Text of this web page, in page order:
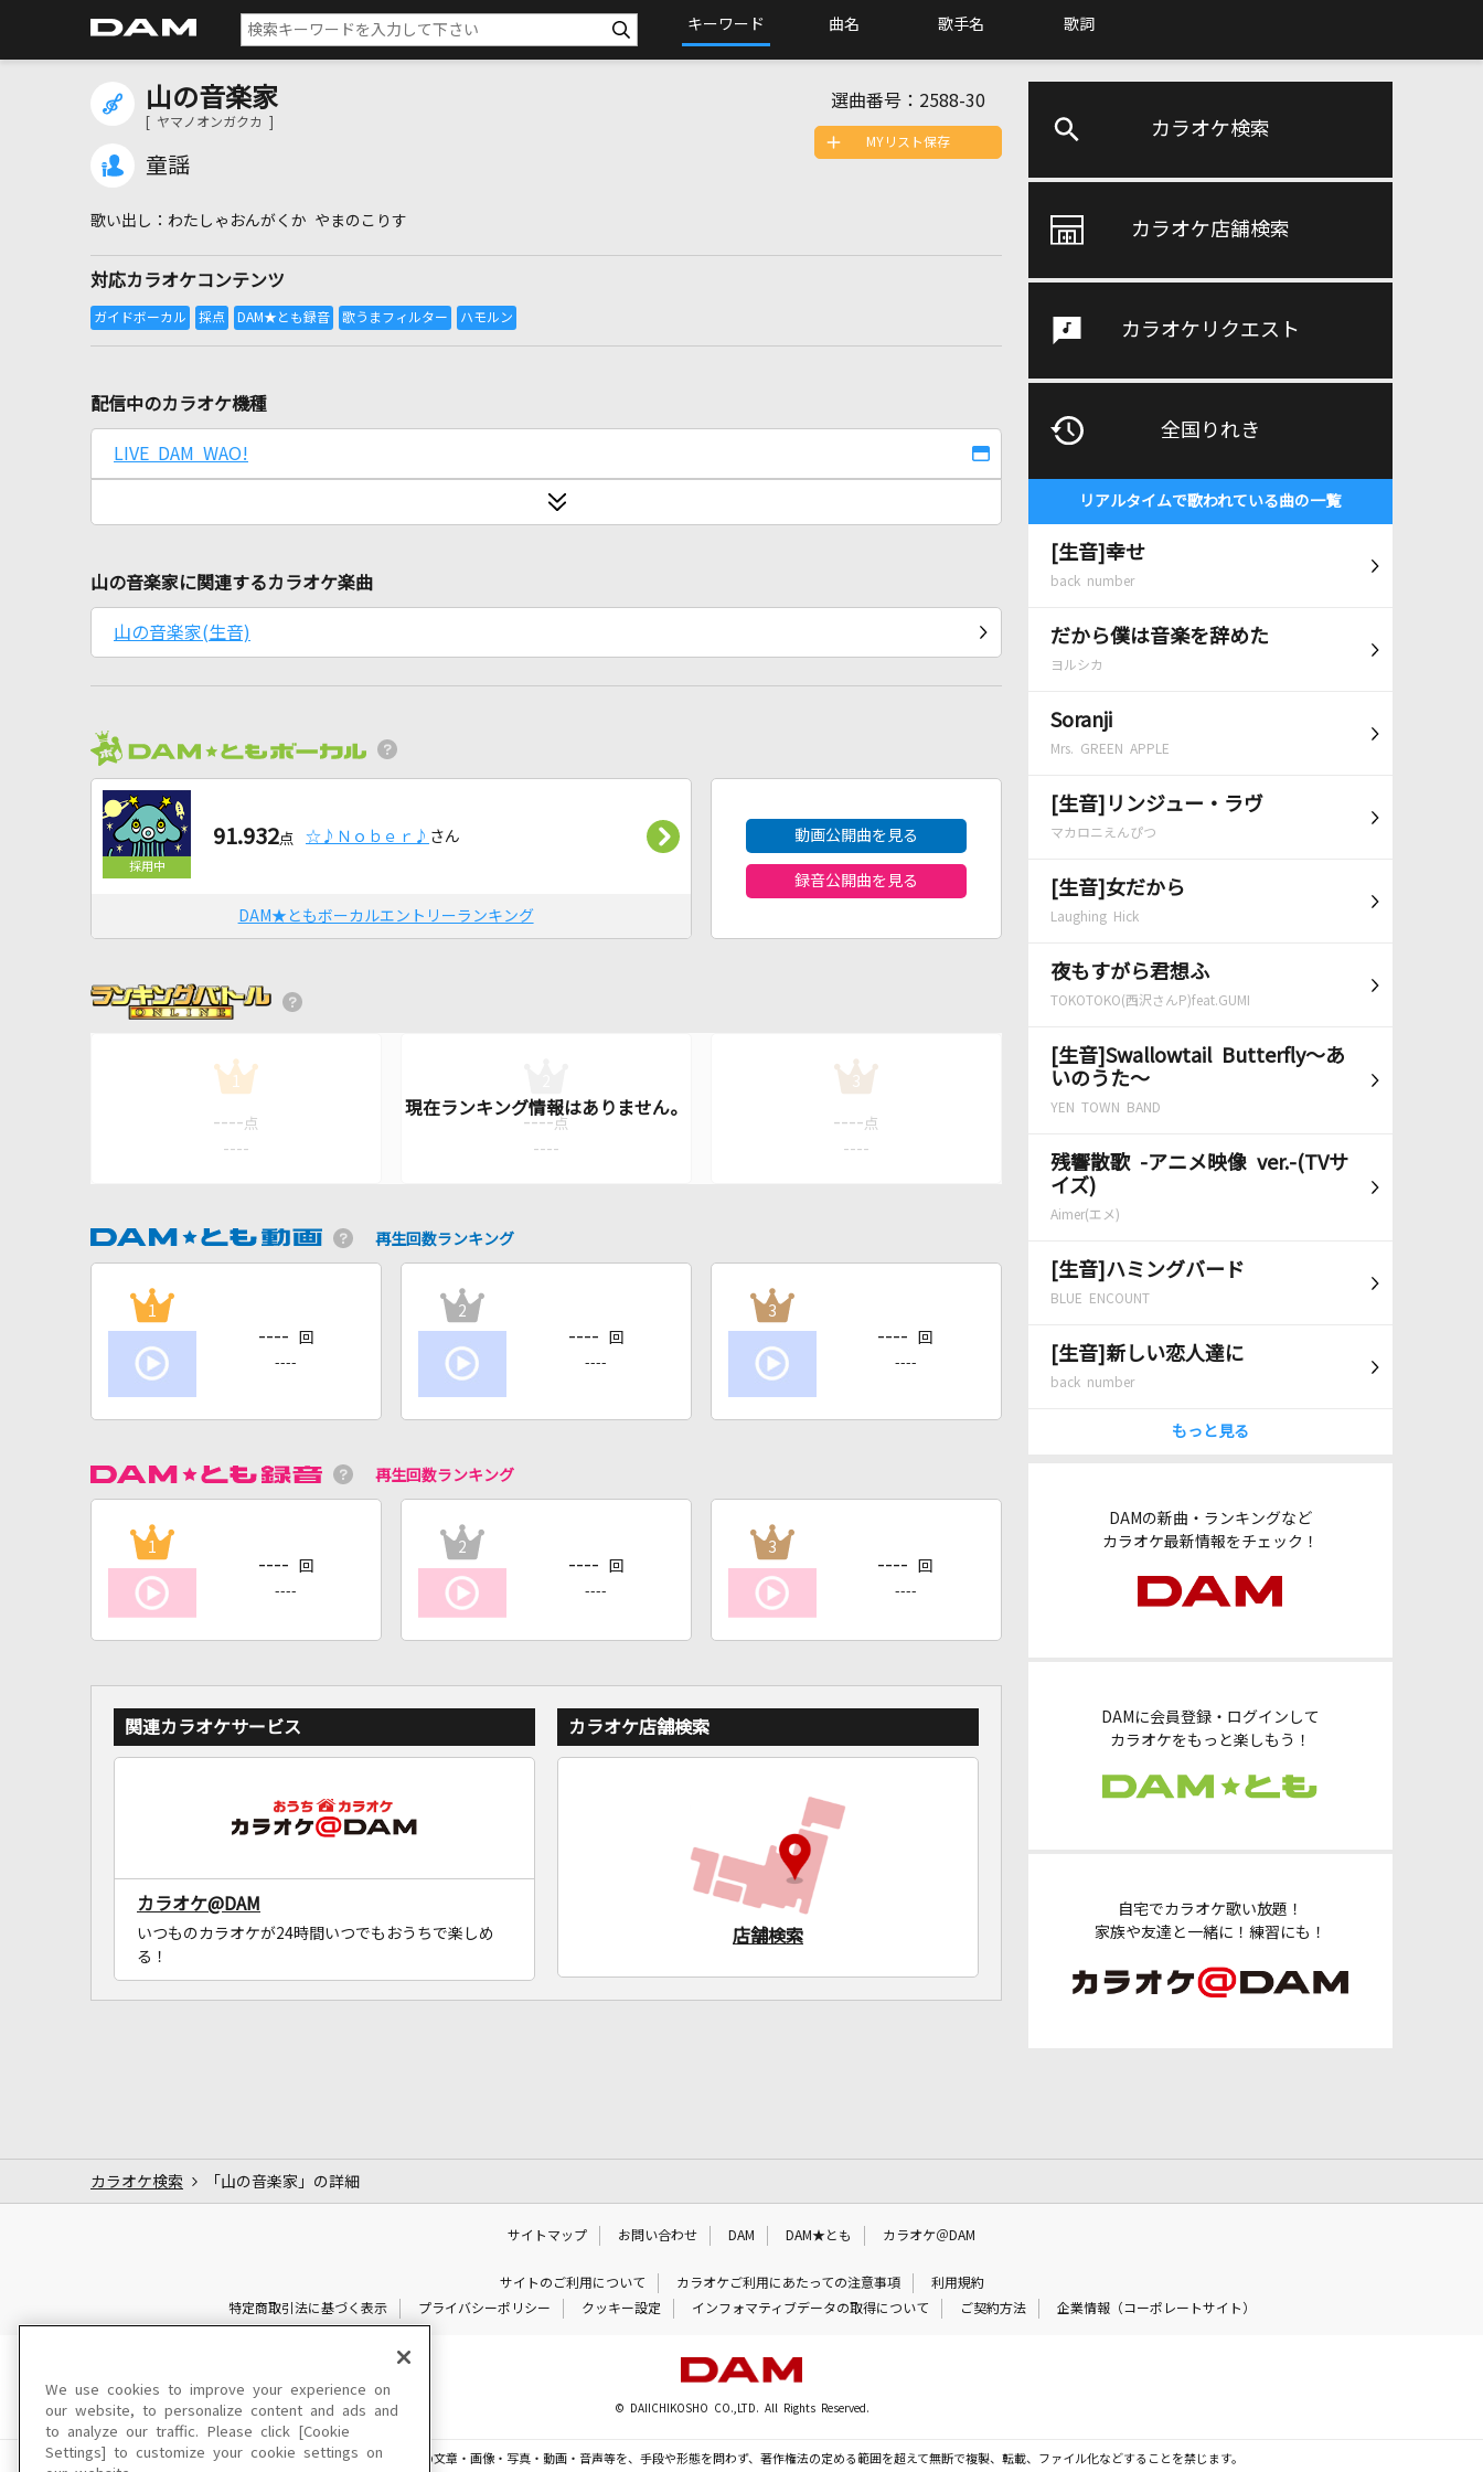
キーワード 曲名 歌手名 歌詞
カラオケ検索
カラオケ店舗検索
カラオケリクエスト
全国りれき
リアルタイムで歌われている曲の一覧
[生音]幸せ
back number
だから僕は音楽を辞めた
ヨルシカ
Soranji
Mrs. GREEN APPLE
[生音]リンジュー・ラヴ
マカロニえんぴつ
[生音]女だから
Laughing Hick
夜もすがら君想ふ
TOKOTOKO(西沢さんP)feat.GUMI
[生音]Swallowtail Butterfly～あ
いのうた～
YEN TOWN BAND
残響散歌 -アニメ映像 ver.-(TVサ
イズ)
Aimer(エメ)
[生音]ハミングバード
BLUE ENCOUNT
[生音]新しい恋人達に
back number
もっと見る
DAMの新曲・ランキングなど
カラオケ最新情報をチェック！
DAMに会員登録・ログインして
カラオケをもっと楽しもう！
自宅でカラオケ歌い放題！
家族や友達と一緒に！練習にも！
山の音楽家
[ ヤマノオンガクカ ]
童謡
選曲番号： 2588-30
わたしゃおんがくか やまのこりす
対応カラオケコンテンツ
MYリスト保存
配信中のカラオケ機種
LIVE DAM WAO!
山の音楽家に関連するカラオケ楽曲
山の音楽家(生音)
91.932点 ☆♪Ｎｏｂｅｒ♪ さん
DAM★ともボーカルエントリーランキング
動画公開曲を見る
録音公開曲を見る
1
---- 点
----
---- 点
----
3
---- 点
----
再生回数ランキング
1
---- 回
----
2
---- 回
----
3
---- 回
----
再生回数ランキング
1
---- 回
----
2
---- 回
----
3
---- 回
----
関連カラオケサービス
カラオケ@DAM
いつものカラオケが24時間いつでもおうちで楽しめ
る！
カラオケ店舗検索
店舗検索
カラオケ検索 「山の音楽家」の詳細
サイトマップ お問い合わせ DAM DAM★とも カラオケ＠DAM
サイトのご利用について カラオケご利用にあたっての注意事項
利用規約
特定商取引法に基づく表示
プライバシーポリシー クッキー設定 インフォマティブデータの取得について ご契約方法 企業情報（コーポレートサイト）
© DAIICHIKOSHO CO.,LTD. All Rights Reserved.
このサイトに掲載されている一切の文章・画像・写真・動画・音声等を、手段や形態を問わず、著作権法の定める範囲を超えて無断で複製、転載、ファイル化などすることを禁じます。
We use cookies to improve your experience on
our website, to personalize content and ads and
to analyze our traffic. Please click [Cookie
Settings] to customize your cookie settings on